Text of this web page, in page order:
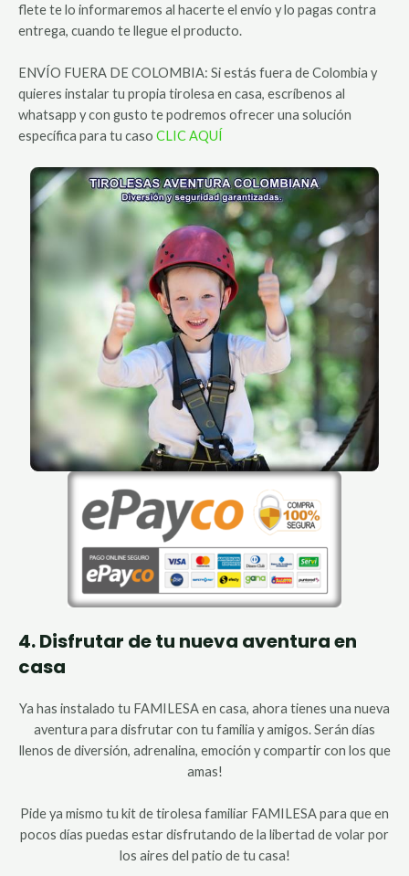
flete te lo informaremos al hacerte el envío y lo pagas contra
entrega, cuando te llegue el producto.
ENVÍO FUERA DE COLOMBIA: Si estás fuera de Colombia y
quieres instalar tu propia tirolesa en casa, escríbenos al
whatsapp y con gusto te podremos ofrecer una solución
específica para tu caso CLIC AQUÍ
4. Disfrutar de tu nueva aventura en
casa
Ya has instalado tu FAMILESA en casa, ahora tienes una nueva
aventura para disfrutar con tu familia y amigos. Serán días
llenos de diversión, adrenalina, emoción y compartir con los que
amas!
Pide ya mismo tu kit de tirolesa familiar FAMILESA para que en
pocos días puedas estar disfrutando de la libertad de volar por
los aires del patio de tu casa!